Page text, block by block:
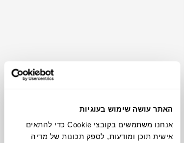
האתר עושה שימוש בעוגיות
אנחנו משתמשים בקובצי Cookie כדי להתאים
אישית תוכן ומודעות, לספק תכונות של מדיה
תוכלו למצוא אותי ב: